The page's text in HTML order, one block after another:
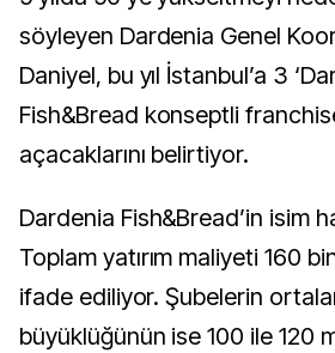
söyleyen Dardenia Genel
Daniyel, bu yıl İstanbul’a 3
Fish&Bread konseptli
açacaklarını belirtiyor.
Dardenia Fish&Bread’in isim
Toplam yatırım maliyeti 160
ifade ediliyor. Şubelerin
büyüklüğünün ise 100 ile 120